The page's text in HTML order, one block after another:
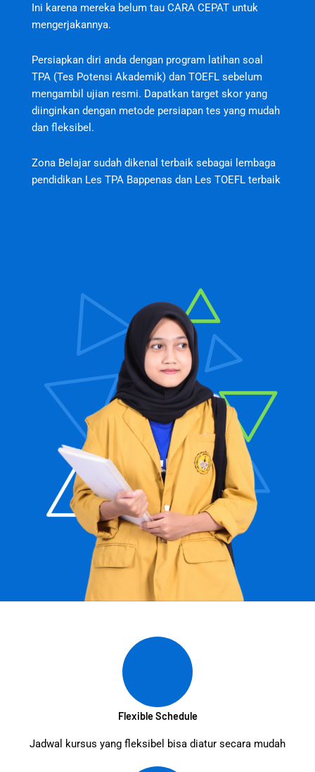
Ini karena mereka belum tau CARA CEPAT untuk
mengerjakannya.
Persiapkan diri anda dengan program latihan soal
TPA (Tes Potensi Akademik) dan TOEFL sebelum
mengambil ujian resmi. Dapatkan target skor yang
diinginkan dengan metode persiapan tes yang mudah
dan fleksibel.
Zona Belajar sudah dikenal terbaik sebagai lembaga
pendidikan Les TPA Bappenas dan Les TOEFL terbaik
Flexible Schedule
Jadwal kursus yang fleksibel bisa diatur secara mudah